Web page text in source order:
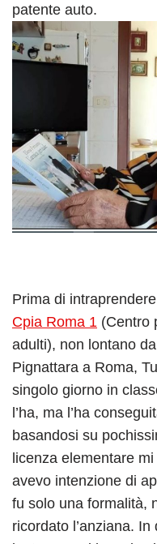
patente auto.
Prima di
Cpia Roma 1 (Centro
adulti), non lontano
Pignattara a Roma,
singolo giorno in
l’ha, ma l’ha
basandosi su
licenza elementare
avevo intenzione di
fu solo una formalità,
ricordato l’anziana.